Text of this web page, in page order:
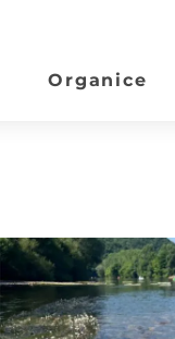
Organice